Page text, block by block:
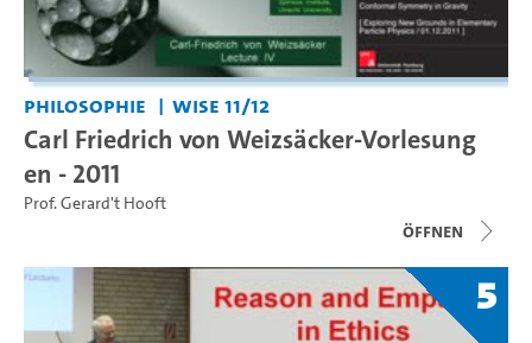
Philosophie WiSe 11/12
Carl Friedrich von Weizsäcker-Vorlesung
en - 2011
Prof. Gerard't Hooft
Öffnen
5